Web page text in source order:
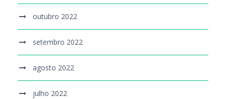
outubro 2022
setembro 2022
agosto 2022
julho 2022